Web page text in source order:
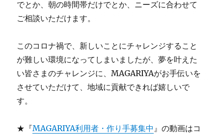
でとか、朝の時間帯だけでとか、ニーズに合わせて
ご相談いただけます。
このコロナ禍で、新しいことにチャレンジすること
が難しい環境になってしまいましたが、夢を叶えた
い皆さまのチャレンジに、MAGARIYAがお手伝いを
させていただけて、地域に貢献できれば嬉しいで
す。
★『MAGARIYA利用者・作り手募集中 』の動画はコ